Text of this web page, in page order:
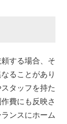
する場合、そ
ることがあり
タッフを持た
費にも反映さ
ンスにホーム